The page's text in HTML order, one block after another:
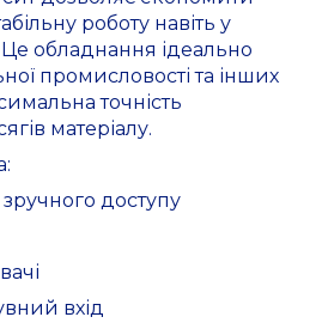
роботу навіть у
обладнання ідеально
промисловості та інших
точність
матеріалу.
доступу
вхід